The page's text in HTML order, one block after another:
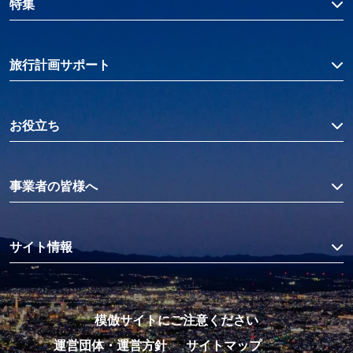
特集
旅行計画サポート
お役立ち
事業者の皆様へ
サイト情報
模倣サイトにご注意ください
運営団体・運営方針
サイトマップ